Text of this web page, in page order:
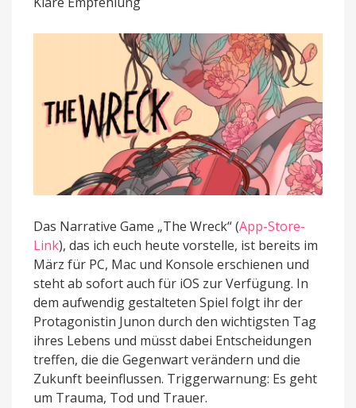
für
iOS
Das Narrative Game „The Wreck“ (App-Store-
Link), das ich euch heute vorstelle, ist bereits im
März für PC, Mac und Konsole erschienen und
steht ab sofort auch für iOS zur Verfügung. In
dem aufwendig gestalteten Spiel folgt ihr der
Protagonistin Junon durch den wichtigsten Tag
ihres Lebens und müsst dabei Entscheidungen
treffen, die die Gegenwart verändern und die
Zukunft beeinflussen. Triggerwarnung: Es geht
um Trauma, Tod und Trauer.